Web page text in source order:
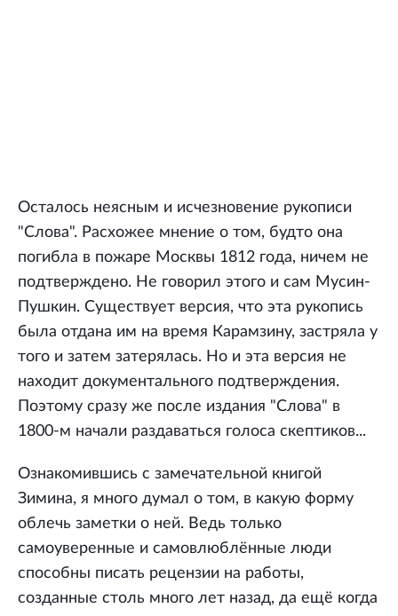
Осталось неясным и исчезновение рукописи
"Слова". Расхожее мнение о том, будто она
погибла в пожаре Москвы 1812 года, ничем не
подтверждено. Не говорил этого и сам Мусин-
Пушкин. Существует версия, что эта рукопись
была отдана им на время Карамзину, застряла у
того и затем затерялась. Но и эта версия не
находит документального подтверждения.
Поэтому сразу же после издания "Слова" в
1800-м начали раздаваться голоса скептиков...
Ознакомившись с замечательной книгой
Зимина, я много думал о том, в какую форму
облечь заметки о ней. Ведь только
самоуверенные и самовлюблённые люди
способны писать рецензии на работы,
созданные столь много лет назад, да ещё когда